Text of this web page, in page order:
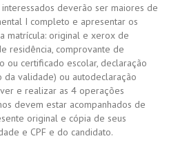
deverão ser maiores de
I completo e apresentar os
matrícula: original e xerox de
residência, comprovante de
ou certificado escolar, declaração
validade) ou autodeclaração
e realizar as 4 operações
devem estar acompanhados de
original e cópia de seus
e CPF e do candidato.